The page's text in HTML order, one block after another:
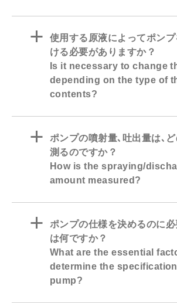
a
使用する原液によってポン
ける必要がありますか？
Is it necessary to change
depending on the type of
contents?
a
ポンプの噴射量､吐出量は､
測るのですか？
How is the spraying/
amount measured?
a
ポンプの仕様を決めるのに必
は何ですか？
What are the essential
determine the
pump?